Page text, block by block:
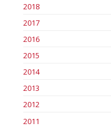
2018
2017
2016
2015
2014
2013
2012
2011